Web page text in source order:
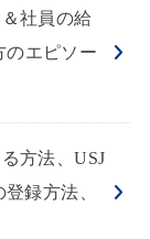
社員の給
のエピソー
方法、USJ
録方法、